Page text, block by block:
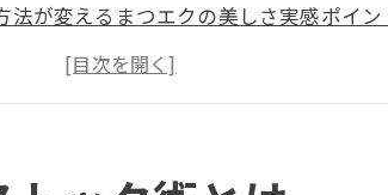
法が変えるまつエクの美しさ実感ポイン
優しいまつエク施術のストック術解説
エク口コミで見るストック方法の実態
わるまつエクのお手入れ生活